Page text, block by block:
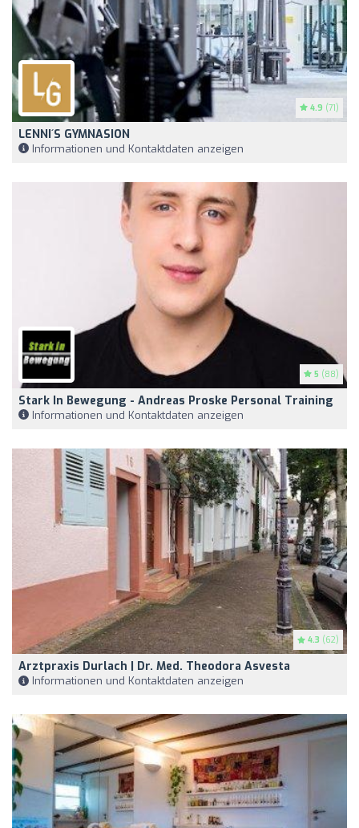
4.9 (71)
LENNI´S GYMNASION
Informationen und Kontaktdaten anzeigen
5 (88)
Stark In Bewegung - Andreas Proske Personal Training
Informationen und Kontaktdaten anzeigen
4.3 (62)
Arztpraxis Durlach | Dr. Med. Theodora Asvesta
Informationen und Kontaktdaten anzeigen